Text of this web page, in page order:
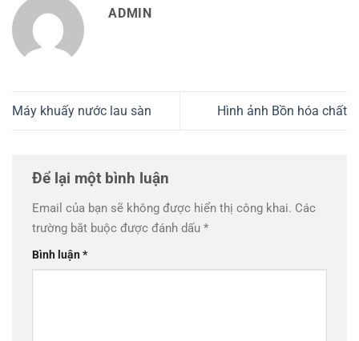
ADMIN
Máy khuấy nước lau sàn Hình ảnh Bồn hóa chất
Để lại một bình luận
Email của bạn sẽ không được hiển thị công khai. Các
trường bắt buộc được đánh dấu *
Bình luận*